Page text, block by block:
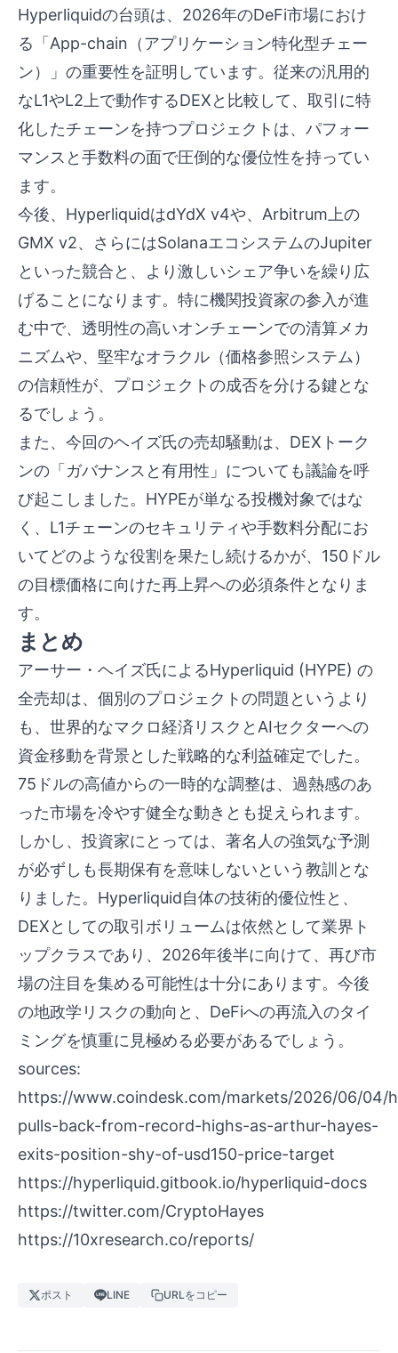
Hyperliquidの台頭は、2026年のDeFi市場におけ
る「App-chain（アプリケーション特化型チェー
ン）」の重要性を証明しています。従来の汎用的
なL1やL2上で動作するDEXと比較して、取引に特
化したチェーンを持つプロジェクトは、パフォー
マンスと手数料の面で圧倒的な優位性を持ってい
ます。
今後、HyperliquidはdYdX v4や、Arbitrum上の
GMX v2、さらにはSolanaエコシステムのJupiter
といった競合と、より激しいシェア争いを繰り広
げることになります。特に機関投資家の参入が進
む中で、透明性の高いオンチェーンでの清算メカ
ニズムや、堅牢なオラクル（価格参照システム）
の信頼性が、プロジェクトの成否を分ける鍵とな
るでしょう。
また、今回のヘイズ氏の売却騒動は、DEXトーク
ンの「ガバナンスと有用性」についても議論を呼
び起こしました。HYPEが単なる投機対象ではな
く、L1チェーンのセキュリティや手数料分配にお
いてどのような役割を果たし続けるかが、150ドル
の目標価格に向けた再上昇への必須条件となりま
す。
まとめ
アーサー・ヘイズ氏によるHyperliquid (HYPE) の
全売却は、個別のプロジェクトの問題というより
も、世界的なマクロ経済リスクとAIセクターへの
資金移動を背景とした戦略的な利益確定でした。
75ドルの高値からの一時的な調整は、過熱感のあ
った市場を冷やす健全な動きとも捉えられます。
しかし、投資家にとっては、著名人の強気な予測
が必ずしも長期保有を意味しないという教訓とな
りました。Hyperliquid自体の技術的優位性と、
DEXとしての取引ボリュームは依然として業界ト
ップクラスであり、2026年後半に向けて、再び市
場の注目を集める可能性は十分にあります。今後
の地政学リスクの動向と、DeFiへの再流入のタイ
ミングを慎重に見極める必要があるでしょう。
sources:
https://www.coindesk.com/markets/2026/06/04/
pulls-back-from-record-highs-as-arthur-hayes-
exits-position-shy-of-usd150-price-target
https://hyperliquid.gitbook.io/hyperliquid-docs
https://twitter.com/CryptoHayes
https://10xresearch.co/reports/
ポスト LINE URLをコピー